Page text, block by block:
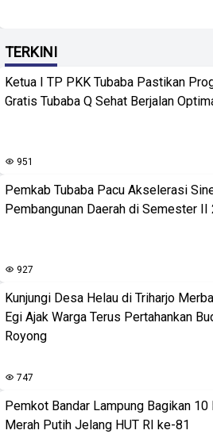
TERKINI
Ketua I TP PKK Tubaba Pastikan
Gratis Tubaba Q Sehat Berjalan
951
Pemkab Tubaba Pacu Akselerasi
Pembangunan Daerah di Semester II
927
Kunjungi Desa Helau di Triharjo
Egi Ajak Warga Terus Pertahankan
Royong
747
Pemkot Bandar Lampung Bagikan 10
Merah Putih Jelang HUT RI ke-81